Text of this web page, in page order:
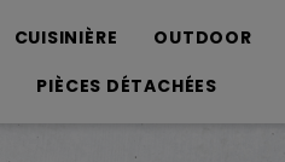
CUISINIÈRE OUTDOOR
PIÈCES DÉTACHÉES